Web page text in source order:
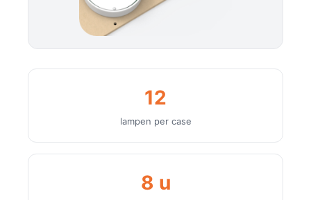
12
lampen per case
8 u